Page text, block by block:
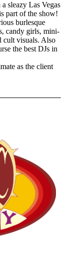
sleazy Las Vegas
part of the show!
burlesque
candy girls, mini-
cult visuals. Also
the best DJs in
as the client